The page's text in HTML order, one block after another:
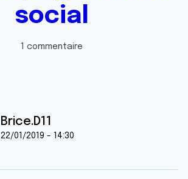
social
1 commentaire
Brice.D11
22/01/2019 - 14:30